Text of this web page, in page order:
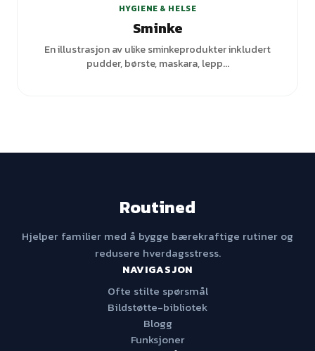
HYGIENE & HELSE
Sminke
En illustrasjon av ulike sminkeprodukter inkludert
pudder, børste, maskara, lepp...
Routined
Hjelper familier med å bygge bærekraftige rutiner og
redusere hverdagsstress.
NAVIGASJON
Ofte stilte spørsmål
Bildstøtte-bibliotek
Blogg
Funksjoner